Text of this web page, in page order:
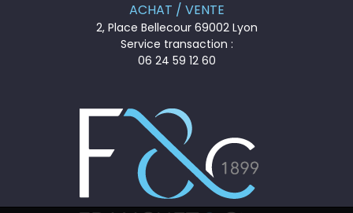
ACHAT / VENTE
2, Place Bellecour 69002 Lyon
Service transaction :
06 24 59 12 60